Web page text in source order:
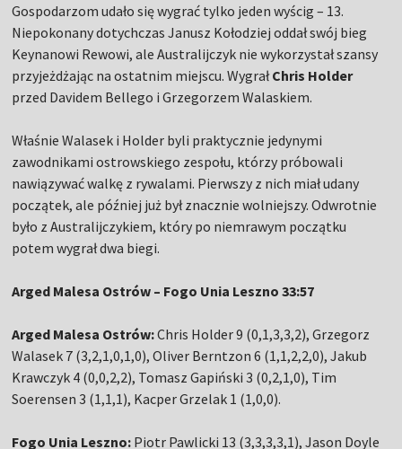
Gospodarzom udało się wygrać tylko jeden wyścig – 13.
Niepokonany dotychczas Janusz Kołodziej oddał swój bieg
Keynanowi Rewowi, ale Australijczyk nie wykorzystał szansy
przyjeżdżając na ostatnim miejscu. WygrałChris Holder
przed Davidem Bellego i Grzegorzem Walaskiem.
Właśnie Walasek i Holder byli praktycznie jedynymi
zawodnikami ostrowskiego zespołu, którzy próbowali
nawiązywać walkę z rywalami. Pierwszy z nich miał udany
początek, ale później już był znacznie wolniejszy. Odwrotnie
było z Australijczykiem, który po niemrawym początku
potem wygrał dwa biegi.
Arged Malesa Ostrów – Fogo Unia Leszno 33:57
Arged Malesa Ostrów:Chris Holder 9 (0,1,3,3,2), Grzegorz
Walasek 7 (3,2,1,0,1,0), Oliver Berntzon 6 (1,1,2,2,0), Jakub
Krawczyk 4 (0,0,2,2), Tomasz Gapiński 3 (0,2,1,0), Tim
Soerensen 3 (1,1,1), Kacper Grzelak 1 (1,0,0).
Fogo Unia Leszno: Piotr Pawlicki 13 (3,3,3,3,1), Jason Doyle